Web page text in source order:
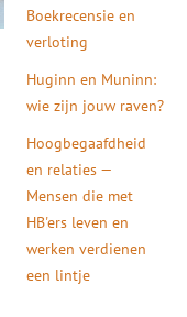
Boekrecensie en
verloting
Huginn en Muninn:
wie zijn jouw raven?
Hoogbegaafdheid
en relaties —
Mensen die met
HB'ers leven en
werken verdienen
een lintje